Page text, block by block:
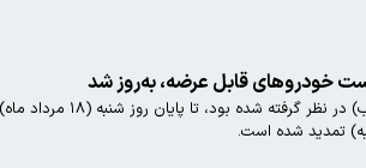
خودروهای قابل عرضه، به‌روز شد
مهلت ثبت‌نام اولین دور از عرضه